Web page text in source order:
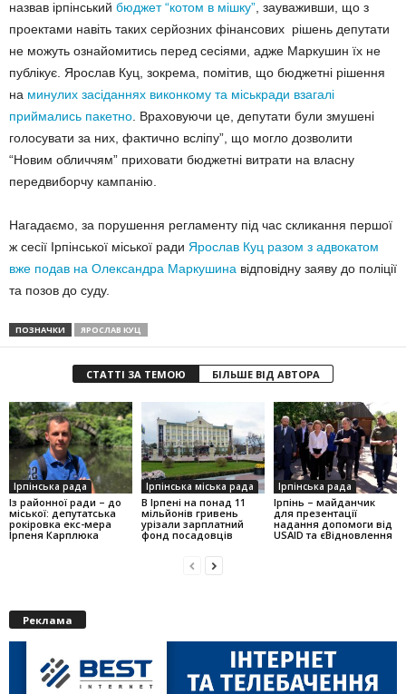
назвав ірпінський бюджет “котом в мішку” , зауваживши, що з
проектами навіть таких серйозних фінансових рішень депутати
не можуть ознайомитись перед сесіями, адже Маркушин їх не
публікує. Ярослав Куц, зокрема, помітив, що бюджетні рішення
на минулих засіданнях виконкому та міськради взагалі
приймались пакетно . Враховуючи це, депутати були змушені
голосувати за них, фактично всліпу”, що могло дозволити
“Новим обличчям” приховати бюджетні витрати на власну
передвиборчу кампанію.
Нагадаємо, за порушення регламенту під час скликання першої
ж сесії Ірпінської міської ради Ярослав Куц разом з адвокатом
вже подав на Олександра Маркушина відповідну заяву до поліції
та позов до суду.
ПОЗНАЧКИ ЯРОСЛАВ КУЦ
СТАТТІ ЗА ТЕМОЮ БІЛЬШЕ ВІД АВТОРА
Ірпінська рада
Із районної ради – до
міської: депутатська
рокіровка екс-мера
Ірпеня Карплюка
Ірпінська міська рада
В Ірпені на понад 11
мільйонів гривень
урізали зарплатний
фонд посадовців
Ірпінська рада
Ірпінь – майданчик
для презентації
надання допомоги від
USAID та єВідновлення
Реклама